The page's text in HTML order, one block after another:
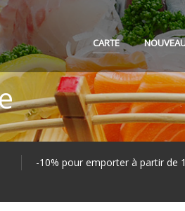
CARTE
-10% pour emporter à partir de